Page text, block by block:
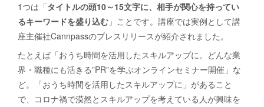
1つは「タイトルの頭10～15文字に、相手が関心を持ってい
るキーワードを盛り込む 」ことです。講座では実例として講
座主催社Cannpassのプレスリリースが紹介されました。
たとえば「おうち時間を活用したスキルアップに。どんな業
界・職種にも活きる”PR”を学ぶオンラインセミナー開催」な
ど。「おうち時間を活用したスキルアップに」があること
で、コロナ禍で漠然とスキルアップを考えている人が興味を